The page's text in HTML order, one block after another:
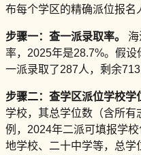
布每个学区的精确派位报名
步骤一：查一派录取率。
率，2025年是28.7%。假设
一派录取了287人，剩余713
步骤二：查学区派位学校学
学校，其总学位数（含所有
例，2024年二派可填报学
地学校、二十中学等，总学